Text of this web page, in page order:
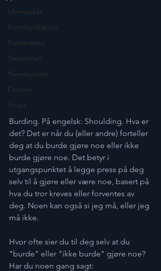
Mennesker
Kommunikasjon
Fremtidstro
Sensitivitet
Nervesystem
Følelser
Stress
Burding. På engelsk: Shoulding. Hva er
det? Det er når du (eller andre) forteller
deg at du burde gjøre noe eller ikke
burde gjøre noe. Det betyr i
utgangspunktet å legge press på deg
selv til å gjøre eller være noe, basert på
hva du tror kreves eller forventes av
deg. Noen kan også si jeg må, eller jeg
må ikke.
Hvor ofte sier du til deg selv at du
"burde" eller "ikke burde" gjøre noe?
Har du noen gang sagt: